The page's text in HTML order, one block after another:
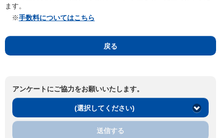
ます。
※手数料についてはこちら
戻る
アンケートにご協力をお願いいたします。
(選択してください)
送信する